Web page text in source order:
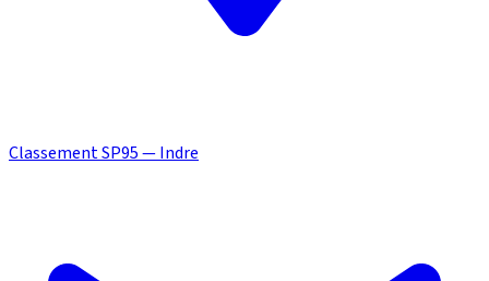
Classement SP95 — Indre